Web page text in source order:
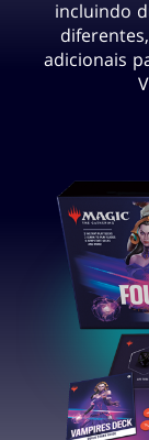
incluindo
adicionais